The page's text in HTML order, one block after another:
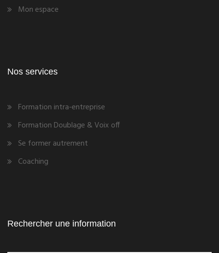
Mon espace
Nos services
Formation intra-entreprise
Formation Doublage & Voix off
Se former autrement
Coaching
Rechercher une information